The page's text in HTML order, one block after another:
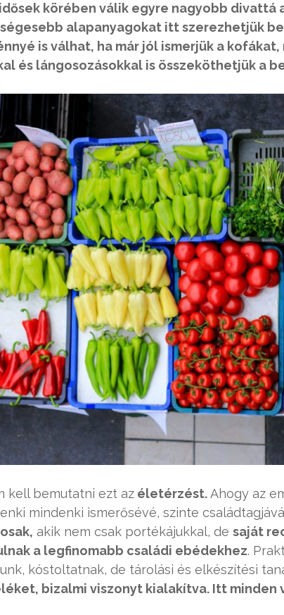
körében válik egyre nagyobb divattá
alapanyagokat itt szerezhetjük
is válhat, ha már jól ismerjük a
és lángosozásokkal is összeköthetjük a
kell bemutatni ezt az életérzést.Ahogy az
mindenki ismerősévé, szinte
akik nem csak portékájukkal, de saját
a legfinomabb családi ebédekhez.
kóstoltatnak, de tárolási és elkészítési
bizalmi viszonyt kialakítva. Itt minden